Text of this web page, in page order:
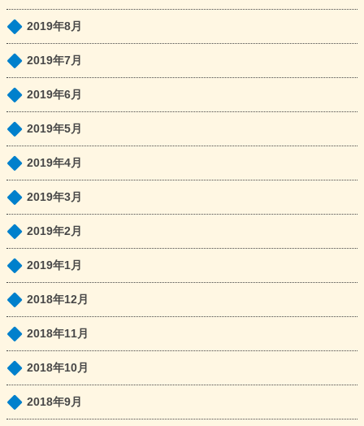
2019年8月
2019年7月
2019年6月
2019年5月
2019年4月
2019年3月
2019年2月
2019年1月
2018年12月
2018年11月
2018年10月
2018年9月